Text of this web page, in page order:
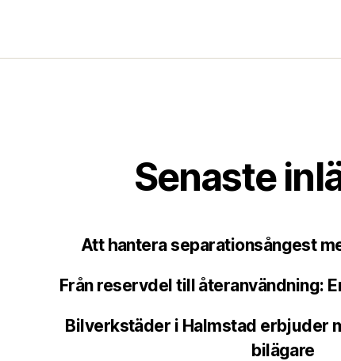
Senaste
Att hantera separationsångest
Från reservdel till återanvändning:
Bilverkstäder i Halmstad erbjuder
bilägare